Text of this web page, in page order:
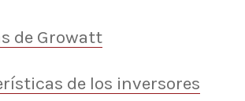
de Growatt
de los inversores